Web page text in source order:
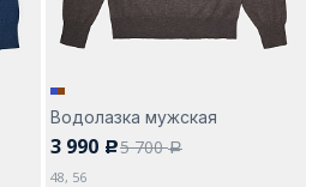
Водолазка мужская
3 990 c5 700a
48, 56